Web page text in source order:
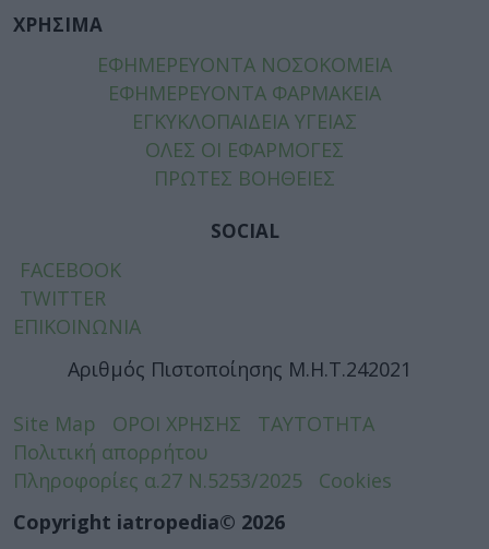
ΧΡΗΣΙΜΑ
ΕΦΗΜΕΡΕΥΟΝΤΑ ΝΟΣΟΚΟΜΕΙΑ
ΕΦΗΜΕΡΕΥΟΝΤΑ ΦΑΡΜΑΚΕΙΑ
ΕΓΚΥΚΛΟΠΑΙΔΕΙΑ ΥΓΕΙΑΣ
ΟΛΕΣ ΟΙ ΕΦΑΡΜΟΓΕΣ
ΠΡΩΤΕΣ ΒΟΗΘΕΙΕΣ
SOCIAL
FACEBOOK
TWITTER
ΕΠΙΚΟΙΝΩΝΙΑ
Αριθμός Πιστοποίησης Μ.Η.Τ.242021
Site Map ΟΡΟΙ ΧΡΗΣΗΣ
ΤΑΥΤΟΤΗΤΑ
Πολιτική απορρήτου
Πληροφορίες α.27 Ν.5253/2025
Cookies
Copyright iatropedia© 2026